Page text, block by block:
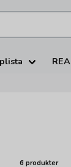
REA
6 produkter